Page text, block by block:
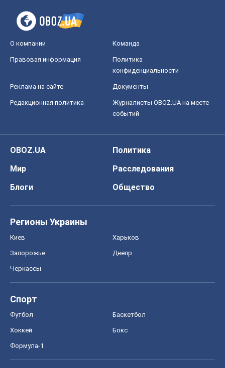
О компании Команда
Правовая информация
Политика
конфиденциальности
Реклама на сайте Документы
Редакционная политика
Журналисты OBOZ.UA на месте
событий
OBOZ.UA
Политика
Мир
Расследования
Блоги
Общество
Регионы Украины
Киев Харьков
Запорожье Днепр
Черкассы
Спорт
Футбол Баскетбол
Хоккей Бокс
Формула-1